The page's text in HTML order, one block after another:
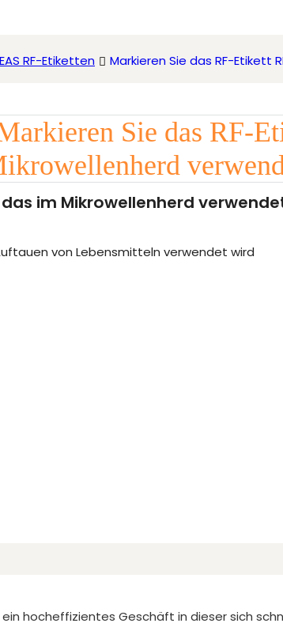
EAS RF-Etiketten Markieren Sie das RF-Etikett
das im Mikrowellenherd
von Lebensmitteln verwendet wird
hocheffizientes Geschäft in dieser sich